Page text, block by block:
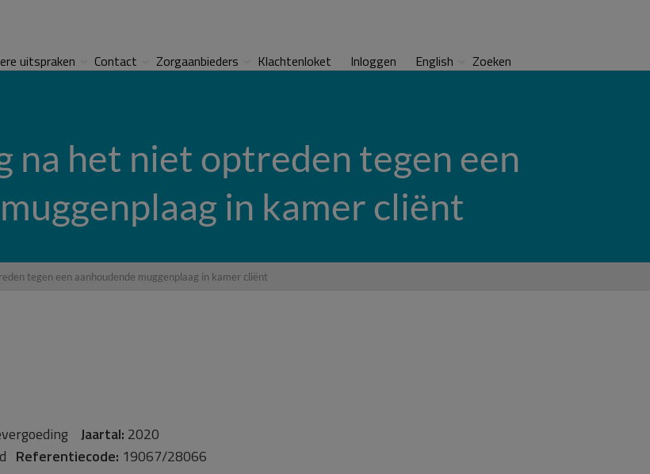
uitspraken Contact Zorgaanbieders Klachtenloket Inloggen English Zoeken
na het niet optreden tegen een
in kamer cliënt
tegen een aanhoudende muggenplaag in kamer cliënt
Jaartal: 2020
Referentiecode: 19067/28066